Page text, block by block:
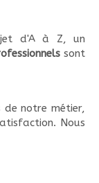
d'A à Z, un
sont
de notre métier,
Nous